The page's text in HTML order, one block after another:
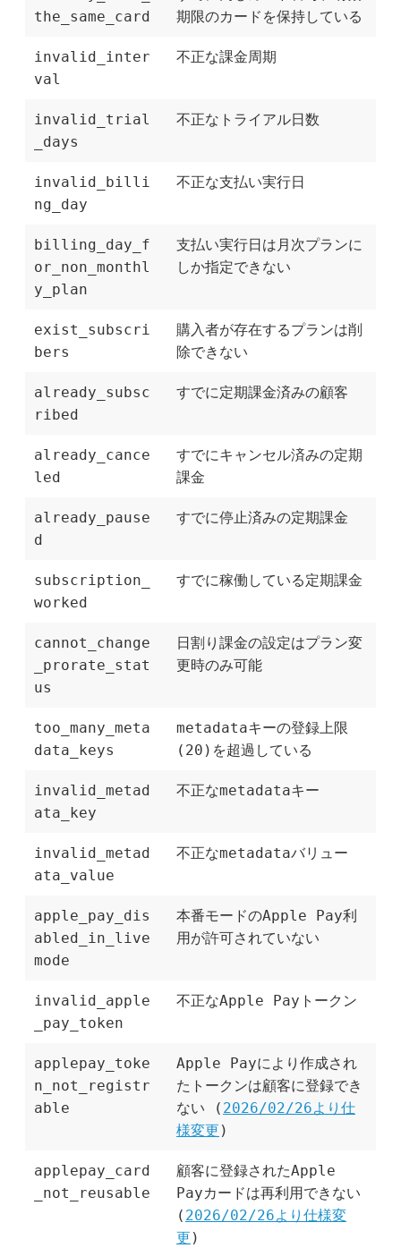
the_same_card
期限のカードを保持している
invalid_inter
val
不正な課金周期
invalid_trial
_days
不正なトライアル日数
invalid_billi
ng_day
不正な支払い実行日
billing_day_f
or_non_monthl
y_plan
支払い実行日は月次プランに
しか指定できない
exist_subscri
bers
購入者が存在するプランは削
除できない
already_subsc
ribed
すでに定期課金済みの顧客
already_cance
led
すでにキャンセル済みの定期
課金
already_pause
d
すでに停止済みの定期課金
subscription_
worked
すでに稼働している定期課金
cannot_change
_prorate_stat
us
日割り課金の設定はプラン変
更時のみ可能
too_many_meta
data_keys
metadataキーの登録上限
(20)を超過している
invalid_metad
ata_key
不正なmetadataキー
invalid_metad
ata_value
不正なmetadataバリュー
apple_pay_dis
abled_in_live
mode
本番モードのApple Pay利
用が許可されていない
invalid_apple
_pay_token
不正なApple Payトークン
applepay_toke
n_not_registr
able
Apple Payにより作成され
たトークンは顧客に登録でき
ない ( 2026/02/26より仕
様変更 )
applepay_card
_not_reusable
顧客に登録されたApple
Payカードは再利用できない
( 2026/02/26より仕様変
更 )